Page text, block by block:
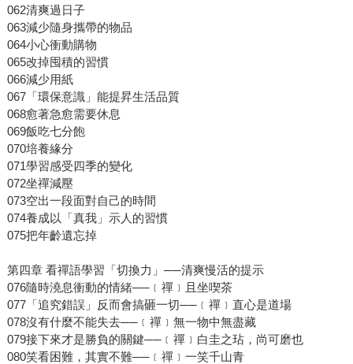
062清爽過日子
063減少隨身攜帶的物品
064小心衝動購物
065改掉囤積的習慣
066減少用紙
067「環保意識」能提昇生活品質
068愈著急愈需要休息
069飯吃七分飽
070培養緣分
071學習感受四季的變化
072坐禪減壓
073空出一段面對自己的時間
074養成以「真我」示人的習慣
075把年齡遺忘掉
第四章 看禪語學習「切換力」──清爽慢活的提示
076隨時澆息衝動的情緒──﹝禪﹞且坐喫茶
077「追究錯誤」反而會搞砸一切──﹝禪﹞直心是道場
078沒有什麼不能失去──﹝禪﹞無一物中無盡藏
079接下來才是勝負的關鍵──﹝禪﹞白圭之玷，尚可磨也
080笑看困難，其實不難──﹝禪﹞一笑千山青